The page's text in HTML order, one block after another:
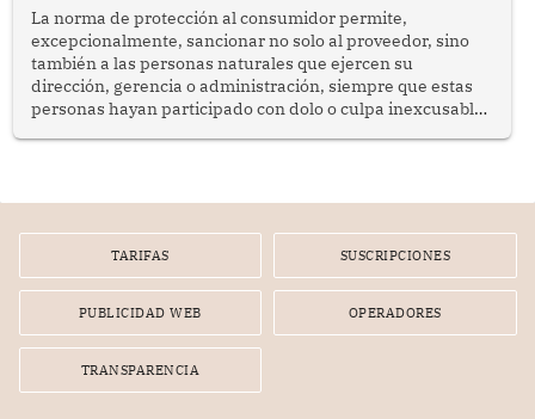
La norma de protección al consumidor permite,
excepcionalmente, sancionar no solo al proveedor, sino
también a las personas naturales que ejercen su
dirección, gerencia o administración, siempre que estas
personas hayan participado con dolo o culpa inexcusable
por la frustrada realización de un meet and greet con
TARIFAS SUSCRIPCIONES
PUBLICIDAD WEB OPERADORES
TRANSPARENCIA